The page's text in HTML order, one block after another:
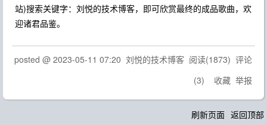
站)搜索关键字：刘悦的技术博客，即可欣赏最终的成品歌曲，欢
迎诸君品鉴。
posted @ 2023-05-11 07:20 刘悦的技术博客 阅读(1873) 评论
(3) 收藏 举报
刷新页面 返回顶部